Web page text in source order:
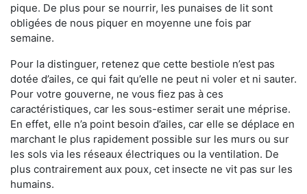
pique. De plus pour se nourrir, les punaises de lit sont
obligées de nous piquer en moyenne une fois par
semaine.
Pour la distinguer, retenez que cette bestiole n’est pas
dotée d’ailes, ce qui fait qu’elle ne peut ni voler et ni sauter.
Pour votre gouverne, ne vous fiez pas à ces
caractéristiques, car les sous-estimer serait une méprise.
En effet, elle n’a point besoin d’ailes, car elle se déplace en
marchant le plus rapidement possible sur les murs ou sur
les sols via les réseaux électriques ou la ventilation. De
plus contrairement aux poux, cet insecte ne vit pas sur les
humains.